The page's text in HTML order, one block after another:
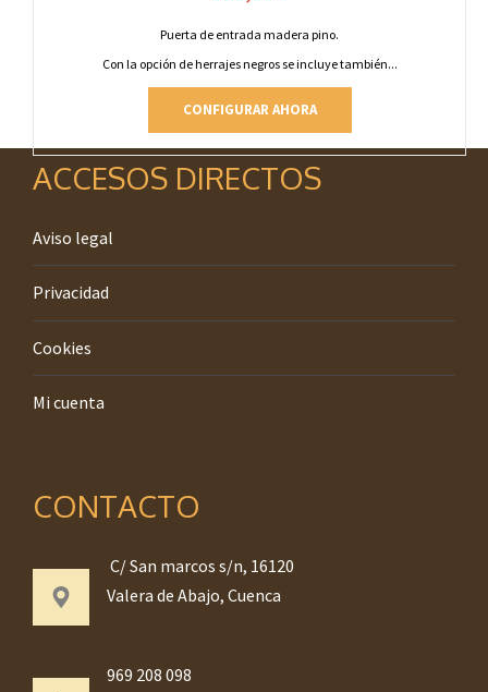
Puerta de entrada madera pino.
Con la opción de herrajes negros se incluye también...
CONFIGURAR AHORA
ACCESOS DIRECTOS
Aviso legal
Privacidad
Cookies
Mi cuenta
CONTACTO
C/ San marcos s/n, 16120
Valera de Abajo, Cuenca
969 208 098